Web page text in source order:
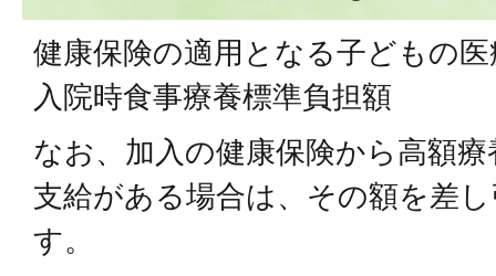
健康保険の適用となる子どもの
入院時食事療養標準負担額
なお、加入の健康保険から高額
支給がある場合は、その額を差
す。